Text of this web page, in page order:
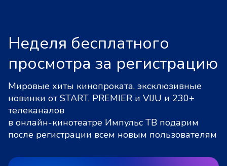
Неделя бесплатного
просмотра за регистрацию
Мировые хиты кинопроката, эксклюзивные
новинки от START, PREMIER и VIJU и 230+
телеканалов
в онлайн-кинотеатре Импульс ТВ подарим
после регистрации всем новым пользователям